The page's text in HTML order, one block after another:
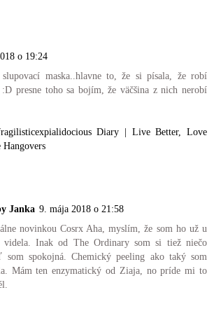
o 19:24
maska..hlavne to, že si písala, že robí
presne toho sa bojím, že väčšina z nich nerobí
Diary | Live Better, Love
Janka 9. mája 2018 o 21:58
novinkou Cosrx Aha, myslím, že som ho už u
videla. Inak od The Ordinary som si tiež niečo
som spokojná. Chemický peeling ako taký som
Mám ten enzymatický od Ziaja, no príde mi to